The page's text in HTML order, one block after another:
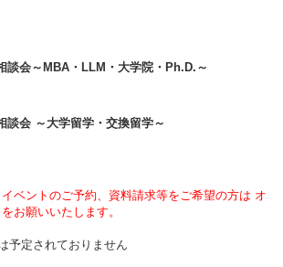
会～MBA・LLM・大学院・Ph.D.～
会 ～大学留学・交換留学～
ベントのご予約、資料請求等をご希望の方は オ
お願いいたします。
予定されておりません